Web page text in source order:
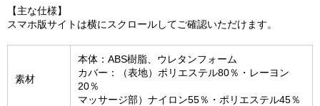
【主な仕様】
スマホ版サイトは横にスクロールしてご確認いただけます。
素材
本体：ABS樹脂、ウレタンフォーム
カバー：（表地）ポリエステル80％・レーヨン
20％
マッサージ部）ナイロン55％・ポリエステル45％